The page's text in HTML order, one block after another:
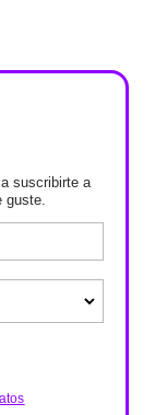
suscribirte a